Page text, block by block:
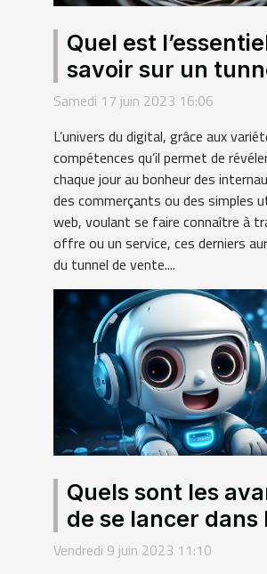
Quel est
savoir sur un
vente ?
Samedi 17 juin 2023 16:06
L’univers du digital, grâce aux
compétences qu’il permet de
chaque jour au bonheur des
des commerçants ou des simples
web, voulant se faire connaître à
offre ou un service, ces derniers
du tunnel de vente....
Quels sont les
de se lancer dans
création de
Vendredi 9 juin 2023 11:10